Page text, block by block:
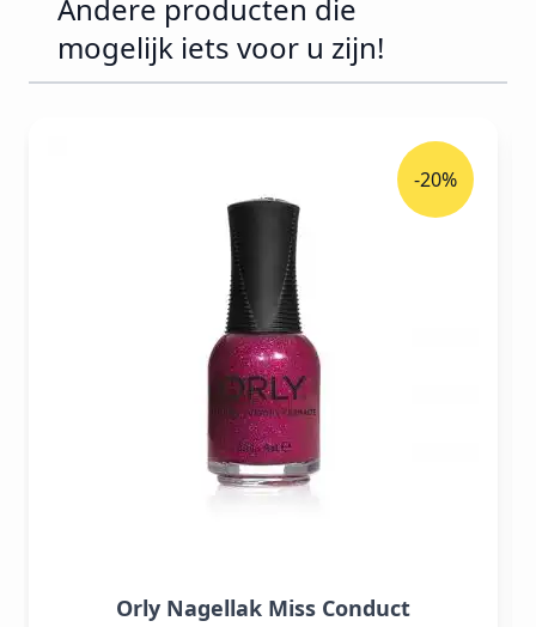
Andere producten die
mogelijk iets voor u zijn!
Orly Nagellak Miss Conduct
-20%